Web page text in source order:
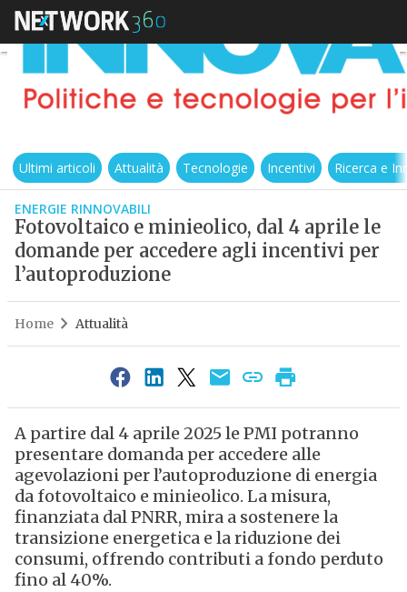
Ultimi articoli Attualità Tecnologie Incentivi Ricerca e
ENERGIE RINNOVABILI
Fotovoltaico e minieolico, dal 4 aprile le
domande per accedere agli incentivi per
l’autoproduzione
Home Attualità
A partire dal 4 aprile 2025 le PMI potranno
presentare domanda per accedere alle
agevolazioni per l’autoproduzione di energia
da fotovoltaico e minieolico. La misura,
finanziata dal PNRR, mira a sostenere la
transizione energetica e la riduzione dei
consumi, offrendo contributi a fondo perduto
fino al 40%.